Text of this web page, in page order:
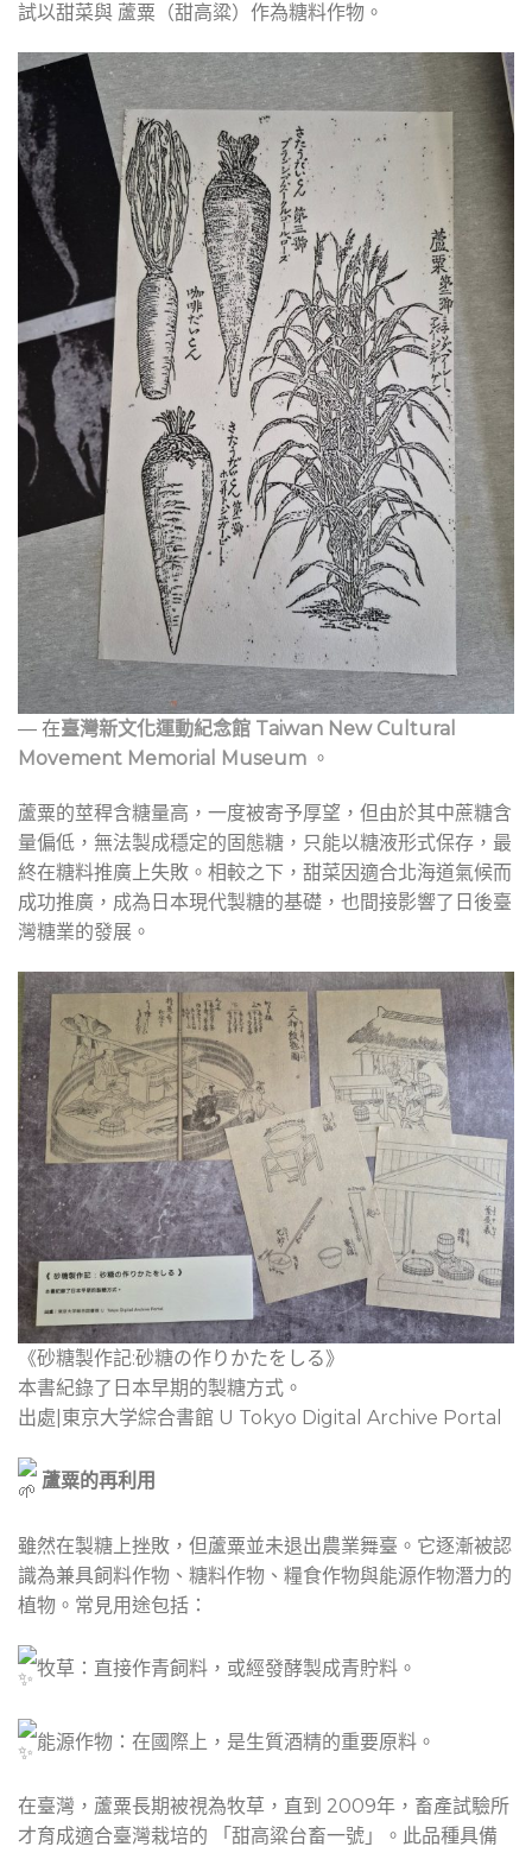
試以甜菜與 蘆粟（甜高粱）作為糖料作物。
— 在臺灣新文化運動紀念館 Taiwan New Cultural
Movement Memorial Museum 。
蘆粟的莖稈含糖量高，一度被寄予厚望，但由於其中蔗糖含
量偏低，無法製成穩定的固態糖，只能以糖液形式保存，最
終在糖料推廣上失敗。相較之下，甜菜因適合北海道氣候而
成功推廣，成為日本現代製糖的基礎，也間接影響了日後臺
灣糖業的發展。
《砂糖製作記:砂糖の作りかたをしる》
本書紀錄了日本早期的製糖方式。
出處|東京大学綜合書館 U Tokyo Digital Archive Portal
蘆粟的再利用
雖然在製糖上挫敗，但蘆粟並未退出農業舞臺。它逐漸被認
識為兼具飼料作物、糖料作物、糧食作物與能源作物潛力的
植物。常見用途包括：
牧草：直接作青飼料，或經發酵製成青貯料。
能源作物：在國際上，是生質酒精的重要原料。
在臺灣，蘆粟長期被視為牧草，直到 2009年，畜產試驗所
才育成適合臺灣栽培的 「甜高粱台畜一號」。此品種具備